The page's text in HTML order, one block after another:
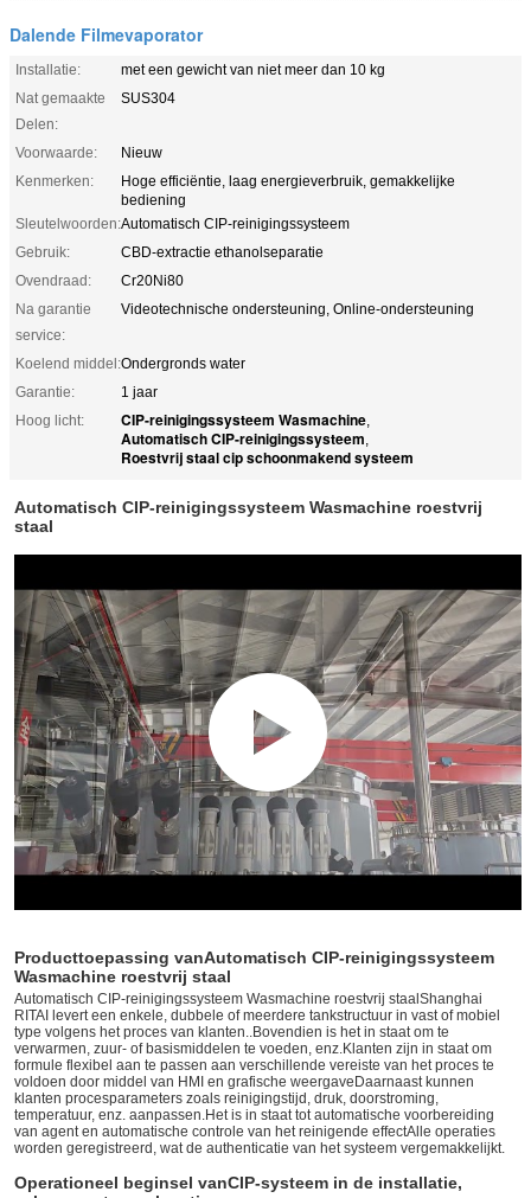
Dalende Filmevaporator
Installatie:
met een gewicht van niet meer dan 10 kg
Nat gemaakte
Delen:
SUS304
Voorwaarde:
Nieuw
Kenmerken:
Hoge efficiëntie, laag energieverbruik, gemakkelijke
bediening
Sleutelwoorden:Automatisch CIP-reinigingssysteem
Gebruik:
CBD-extractie ethanolseparatie
Ovendraad:
Cr20Ni80
Na garantie
service:
Videotechnische ondersteuning, Online-ondersteuning
Koelend middel:Ondergronds water
Garantie:
1 jaar
Hoog licht:
CIP-reinigingssysteem Wasmachine,
Automatisch CIP-reinigingssysteem,
Roestvrij staal cip schoonmakend systeem
Automatisch CIP-reinigingssysteem Wasmachine roestvrij
staal
Producttoepassing vanAutomatisch CIP-reinigingssysteem
Wasmachine roestvrij staal
Automatisch CIP-reinigingssysteem Wasmachine roestvrij staalShanghai
RITAI levert een enkele, dubbele of meerdere tankstructuur in vast of mobiel
type volgens het proces van klanten..Bovendien is het in staat om te
verwarmen, zuur- of basismiddelen te voeden, enz.Klanten zijn in staat om
formule flexibel aan te passen aan verschillende vereiste van het proces te
voldoen door middel van HMI en grafische weergaveDaarnaast kunnen
klanten procesparameters zoals reinigingstijd, druk, doorstroming,
temperatuur, enz. aanpassen.Het is in staat tot automatische voorbereiding
van agent en automatische controle van het reinigende effectAlle operaties
worden geregistreerd, wat de authenticatie van het systeem vergemakkelijkt.
Operationeel beginsel vanCIP-systeem in de installatie,